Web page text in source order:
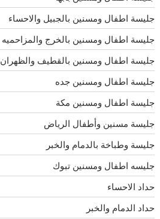
جليسة اطفال ومسنين بالجبيل والاحساء
جليسة اطفال ومسنين بالخرج والمزاحميه
جليسة اطفال ومسنين بالقطيف والظهران
جليسة اطفال ومسنين جده
جليسة اطفال ومسنين مكة
جليسة مسنين وأطفال الرياض
جليسة وطباخة بالدمام والخبر
جليسه اطفال ومسنين تبوك
حداد الاحساء
حداد الدمام والخبر